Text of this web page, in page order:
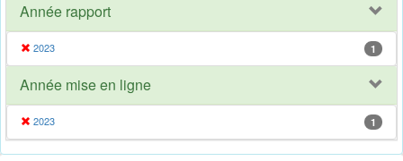
Année rapport
2023 1
Année mise en ligne
2023 1